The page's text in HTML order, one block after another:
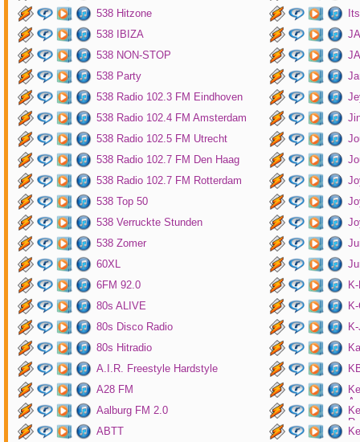
538 Hitzone
538 IBIZA
538 NON-STOP
538 Party
538 Radio 102.3 FM Eindhoven
538 Radio 102.4 FM Amsterdam
538 Radio 102.5 FM Utrecht
538 Radio 102.7 FM Den Haag
538 Radio 102.7 FM Rotterdam
538 Top 50
538 Verruckte Stunden
538 Zomer
60XL
6FM 92.0
80s ALIVE
80s Disco Radio
80s Hitradio
A.I.R. Freestyle Hardstyle
A28 FM
Aalburg FM 2.0
ABTT